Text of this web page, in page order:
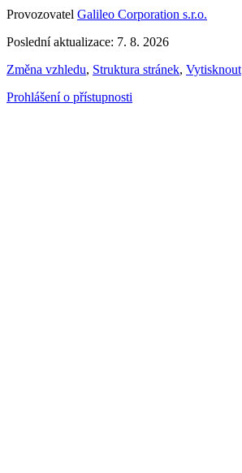
Provozovatel Galileo Corporation s.r.o.
Poslední aktualizace: 7. 8. 2026
Změna vzhledu, Struktura stránek, Vytisknout
Prohlášení o přístupnosti